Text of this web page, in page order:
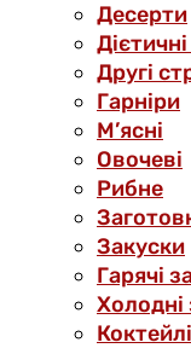
Десерти
Другі
Гарніри
М’ясні
Овочеві
Рибне
Закуски
Гарячі
Холодні